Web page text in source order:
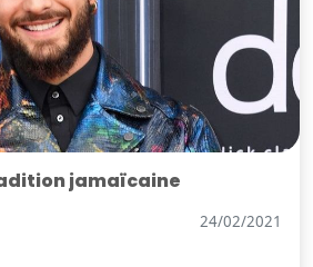
jamaïcaine
24/02/2021